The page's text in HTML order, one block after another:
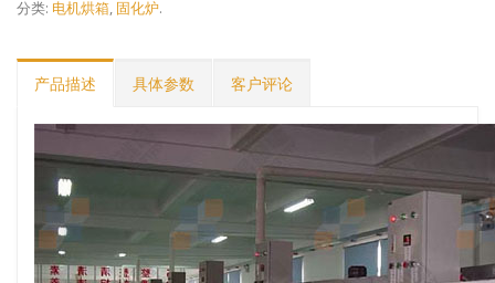
分类: 电机烘箱 固化炉.
产品描述 具体参数 客户评论